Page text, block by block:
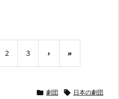
2 3 › »
 劇団  日本の劇団